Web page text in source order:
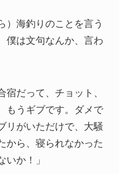
）海釣りのことを言う
は文句なんか、言わ
宿だって、チョット、
もうギブです。ダメで
リがいただけで、大騒
から、寝られなかった
いか！」